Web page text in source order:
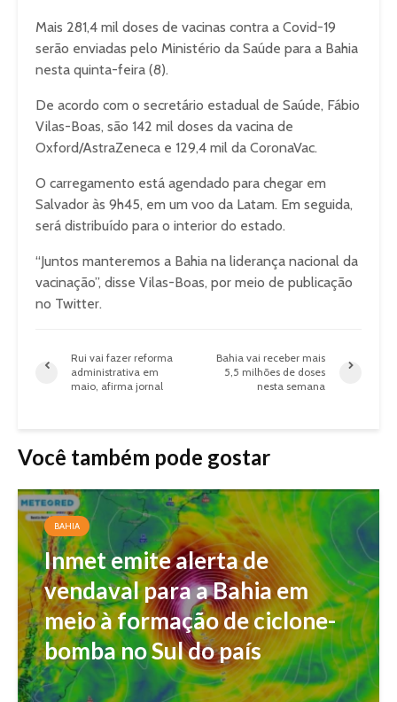
Mais 281,4 mil doses de vacinas contra a Covid-19
serão enviadas pelo Ministério da Saúde para a Bahia
nesta quinta-feira (8).
De acordo com o secretário estadual de Saúde, Fábio
Vilas-Boas, são 142 mil doses da vacina de
Oxford/AstraZeneca e 129,4 mil da CoronaVac.
O carregamento está agendado para chegar em
Salvador às 9h45, em um voo da Latam. Em seguida,
será distribuído para o interior do estado.
“Juntos manteremos a Bahia na liderança nacional da
vacinação”, disse Vilas-Boas, por meio de publicação
no Twitter.
Rui vai fazer reforma
administrativa em
maio, afirma jornal
Bahia vai receber mais
5,5 milhões de doses
nesta semana
Você também pode gostar
BAHIA
Inmet emite alerta de
vendaval para a Bahia em
meio à formação de ciclone-
bomba no Sul do país